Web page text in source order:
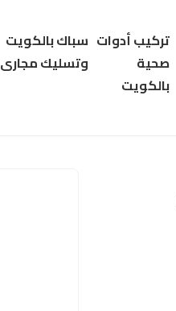
تركيب أدوات
صحية
بالكويت
سباك بالكويت
وتسليك مجارى